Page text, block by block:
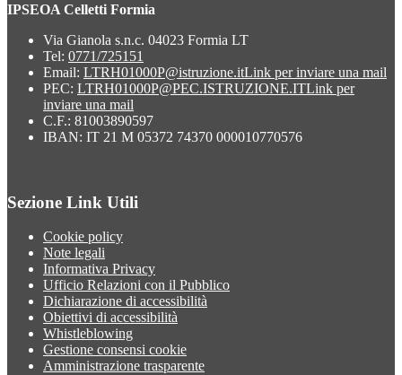
IPSEOA Celletti Formia
Via Gianola s.n.c. 04023 Formia LT
Tel: 0771/725151
Email: LTRH01000P@istruzione.itLink per inviare una mail
PEC: LTRH01000P@PEC.ISTRUZIONE.ITLink per
inviare una mail
C.F.: 81003890597
IBAN: IT 21 M 05372 74370 000010770576
Sezione Link Utili
Cookie policy
Note legali
Informativa Privacy
Ufficio Relazioni con il Pubblico
Dichiarazione di accessibilità
Obiettivi di accessibilità
Whistleblowing
Gestione consensi cookie
Amministrazione trasparente